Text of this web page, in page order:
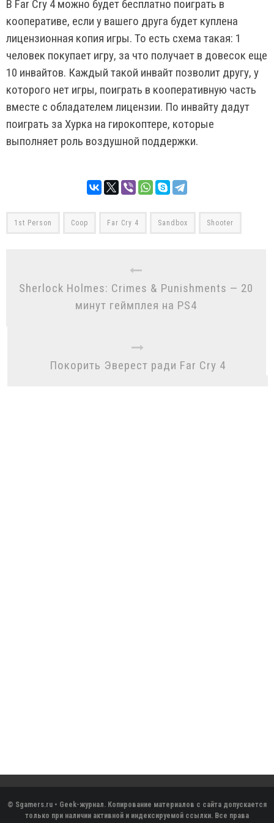
В Far Cry 4 можно будет бесплатно поиграть в
кооперативе, если у вашего друга будет куплена
лицензионная копия игры. То есть схема такая: 1
человек покупает игру, за что получает в довесок еще
10 инвайтов. Каждый такой инвайт позволит другу, у
которого нет игры, поиграть в кооперативную часть
вместе с обладателем лицензии. По инвайту дадут
поиграть за Хурка на гирокоптере, которые
выполняет роль воздушной поддержки.
1st Person Coop Far Cry 4 Sandbox Shooter
Sherlock Holmes: Crimes & Punishments — 20
минут геймплея на PS4
Покорить Эверест ради Far Cry 4
© Sgamers.ru • Geek-журнал. Копирование материалов с сайта допускается
только при наличии активной и индексируемой ссылки. Все права